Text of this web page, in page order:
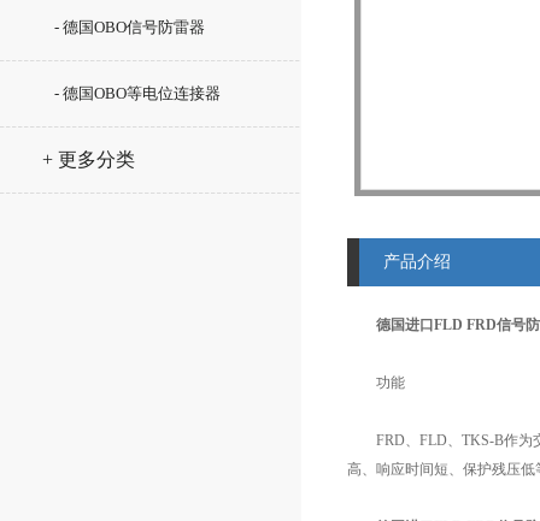
- 德国OBO信号防雷器
- 德国OBO等电位连接器
+ 更多分类
产品介绍
德国进口FLD FRD信号
功能
FRD、FLD、TKS-B作为交
高、响应时间短、保护残压低